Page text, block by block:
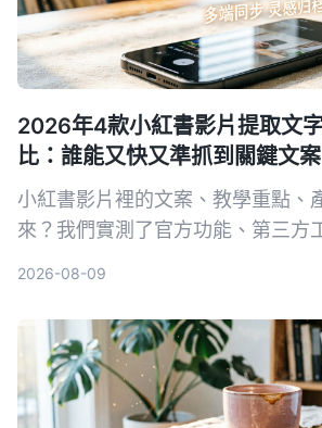
2026年4款小紅書影片提取文
比：誰能又快又準抓到關鍵文案
小紅書影片裡的文案、教學重點、
來？我們實測了官方功能、第三方
2026-08-09